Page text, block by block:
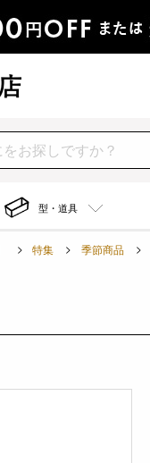
型・道具
特集 季節商品